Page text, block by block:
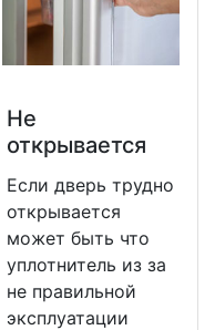
Не
открывается
Если дверь трудно
открывается
может быть что
уплотнитель из за
не правильной
эксплуатации